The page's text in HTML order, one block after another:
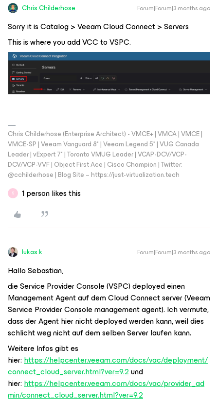
Chris.Childerhose Forum|Forum|3 months ago
Sorry it is Catalog > Veeam Cloud Connect > Servers
This is where you add VCC to VSPC.
Chris Childerhose (Enterprise Architect) - VMCE+ | VMCA | VMCE |
VMCE-SP | Veeam Vanguard 8* | Veeam Legend 5* | VUG Canada
Leader | vExpert 7* | Toronto VMUG Leader | VCAP-DCV/VCP-
DCV/VCP-VVF | Object First Ace | Cisco Champion | Twitter:
@cchilderhose | Blog Site – https://just-virtualization.tech
S 1 person likes this
lukas.k Forum|Forum|3 months ago
Hallo Sebastian,
die Service Provider Console (VSPC) deployed einen
Management Agent auf dem Cloud Connect server (Veeam
Service Provider Console management agent). Ich vermute,
dass der Agent hier nicht deployed werden kann, weil dies
schlicht weg nicht auf dem selben Server laufen kann.
Weitere Infos gibt es
hier:https://helpcenter.veeam.com/docs/vac/deployment/
connect_cloud_server.html?ver=9.2und
hier:https://helpcenter.veeam.com/docs/vac/provider_ad
min/connect_cloud_server.html?ver=9.2